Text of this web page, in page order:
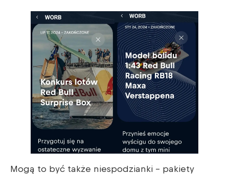
Mogą to być także niespodzianki – pakiety